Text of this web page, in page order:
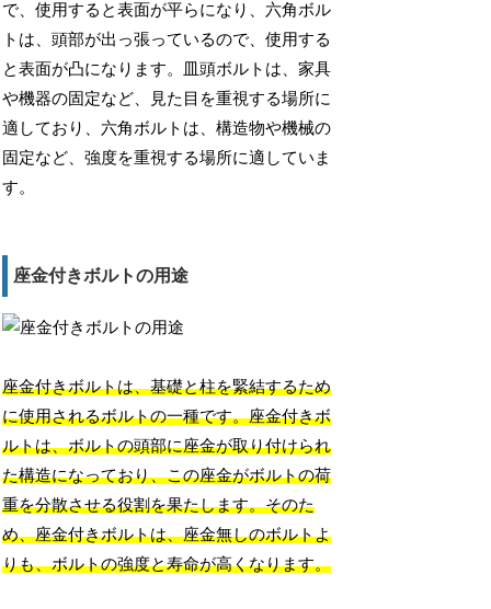
で、使用すると表面が平らになり、六角ボル
トは、頭部が出っ張っているので、使用する
と表面が凸になります。皿頭ボルトは、家具
や機器の固定など、見た目を重視する場所に
適しており、六角ボルトは、構造物や機械の
固定など、強度を重視する場所に適していま
す。
座金付きボルトの用途
座金付きボルトは、基礎と柱を緊結するため
に使用されるボルトの一種です。座金付きボ
ルトは、ボルトの頭部に座金が取り付けられ
た構造になっており、この座金がボルトの荷
重を分散させる役割を果たします。そのた
め、座金付きボルトは、座金無しのボルトよ
りも、ボルトの強度と寿命が高くなります。